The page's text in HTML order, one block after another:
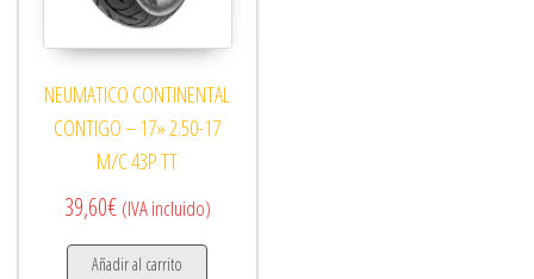
NEUMATICO CONTINENTAL
CONTIGO – 17» 2.50-17
M/C 43P TT
39,60€ (IVA incluido)
Añadir al carrito